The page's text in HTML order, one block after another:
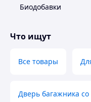
Биодобавки
Что ищут
Все товары
Дверь багажника со